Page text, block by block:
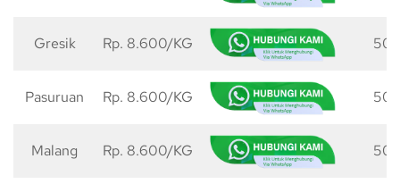
Gresik Rp. 8.600/KG 50
Pasuruan Rp. 8.600/KG 50
Malang Rp. 8.600/KG 50